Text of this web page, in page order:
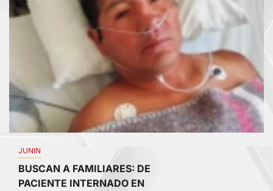
JUNIN
BUSCAN A FAMILIARES: DE
PACIENTE INTERNADO EN